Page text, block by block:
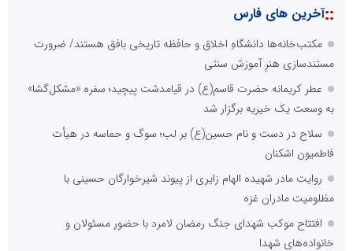
::آخرین های فارس
مکتب‌خانه‌ها دانشگاهِ اخلاق و حافظه تاریخی بافق هستند/ ضرورت
مستندسازی هنرِ آموزش سنتی
عطر کریمانه حضرت قاسم(ع) در قیامدشت پیچید؛ سفره «مشکل‌گشا»
به وسعت یک خیریه برگزار شد
سلاح در دست و نام حسین(ع) بر لب؛ سوگ و حماسه در هیأت
فاطمیون اشکنان
روایت مادر شهیده الهام زایری از پیوند شیرخوارگان حسینی با
مظلومیت مادران غزه
افتتاح موکب شهدای جنگ رمضان لامرد با حضور مسئولان و
خانواده‌های شهدا